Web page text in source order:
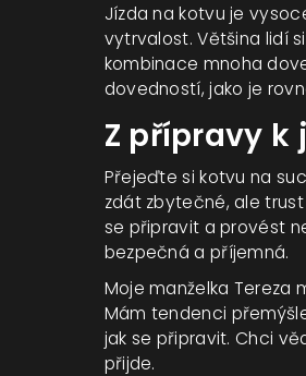
Jízda na kotvu je
vytrvalost. Většina lidí
kombinace mnoha
dovedností, jako je
Z přípravy k
Přejeďte si kotvu na
zdát zbytečné, ale
se připravit a provést
bezpečná a příjemná.
Moje manželka Tereza
Mám tendenci
jak se připravit. Chci
přijde.